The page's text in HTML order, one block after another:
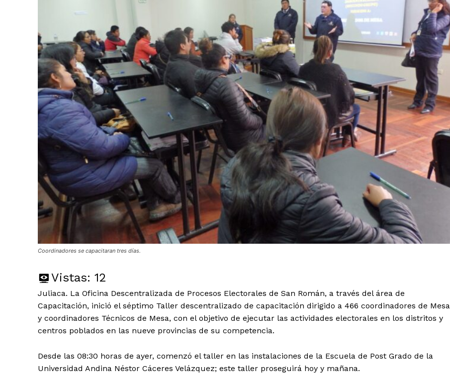
Coordinadores se capacitaran tres días.
Vistas: 12
Juliaca. La Oficina Descentralizada de Procesos Electorales de San Román, a través del área de
Capacitación, inició el séptimo Taller descentralizado de capacitación dirigido a 466 coordinadores de Mesa
y coordinadores Técnicos de Mesa, con el objetivo de ejecutar las actividades electorales en los distritos y
centros poblados en las nueve provincias de su competencia.
Desde las 08:30 horas de ayer, comenzó el taller en las instalaciones de la Escuela de Post Grado de la
Universidad Andina Néstor Cáceres Velázquez; este taller proseguirá hoy y mañana.